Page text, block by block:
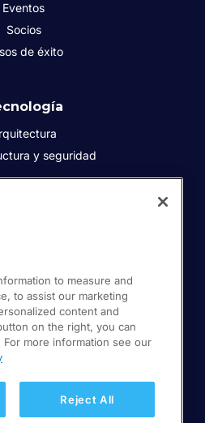
Eventos
Socios
de éxito
y seguridad
Prensa
Empleos
de clientes
de privacidad
to measure and
to assist our marketing
content and
on the right, you can
more information see our
Reject All